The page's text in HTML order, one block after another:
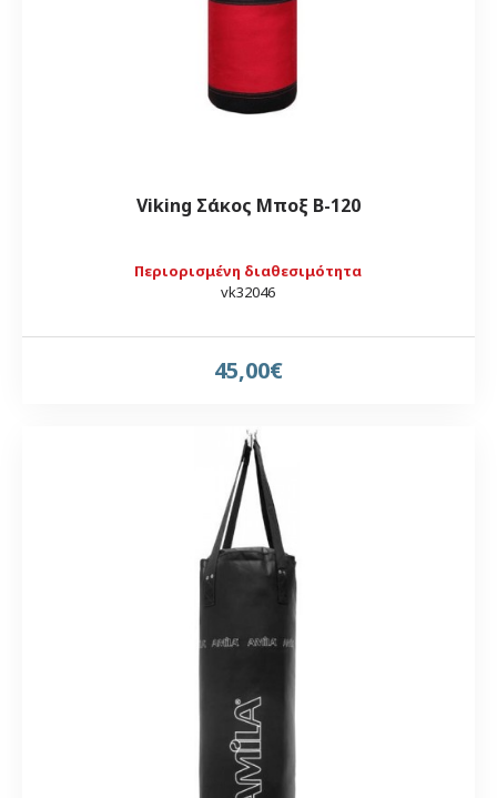
Περιορισμένη διαθεσιμότητα
vk32046
Viking Σάκος Μποξ B-120
45,00€